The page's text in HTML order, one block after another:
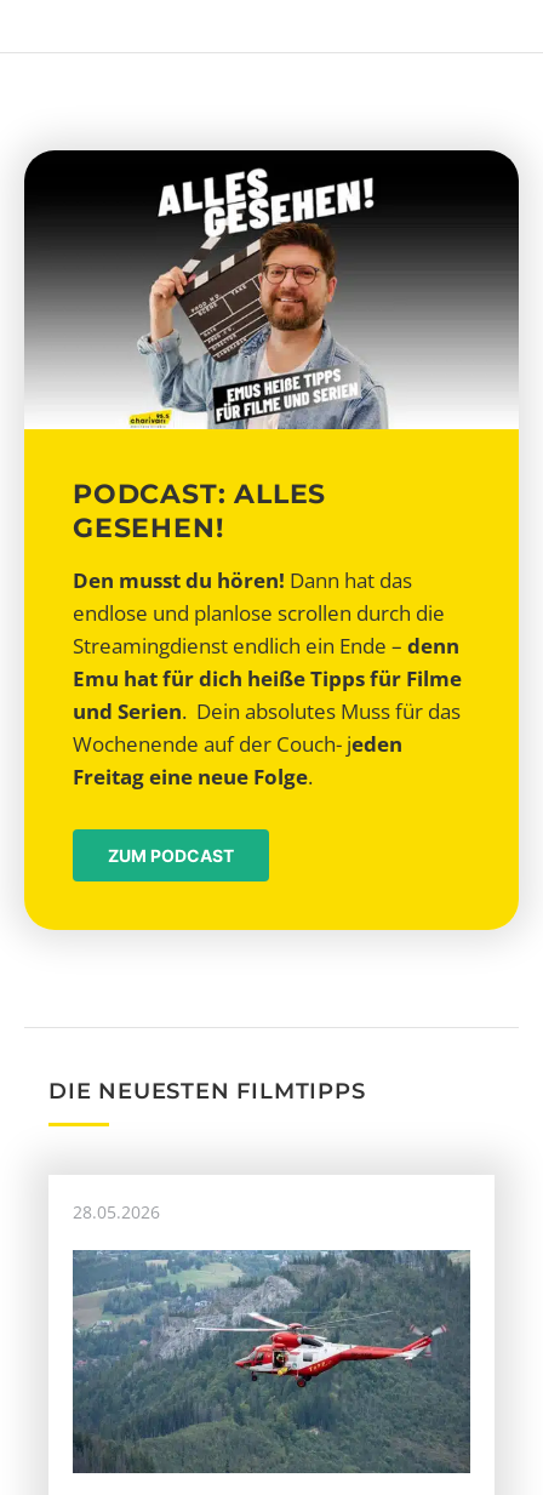
PODCAST: ALLES
GESEHEN!
Den musst du hören! Dann hat das
endlose und planlose scrollen durch die
Streamingdienst endlich ein Ende – denn
Emu hat für dich heiße Tipps für Filme
und Serien. Dein absolutes Muss für das
Wochenende auf der Couch- jeden
Freitag eine neue Folge.
ZUM PODCAST
DIE NEUESTEN FILMTIPPS
28.05.2026